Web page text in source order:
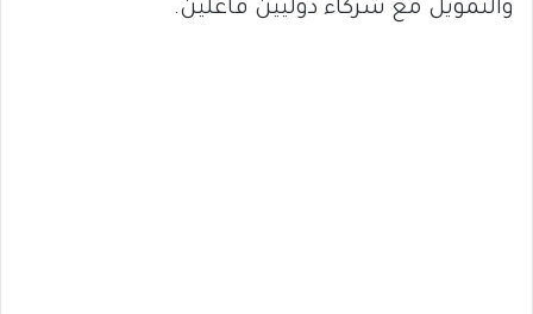
والتمويل مع شركاء دوليين فاعلين.